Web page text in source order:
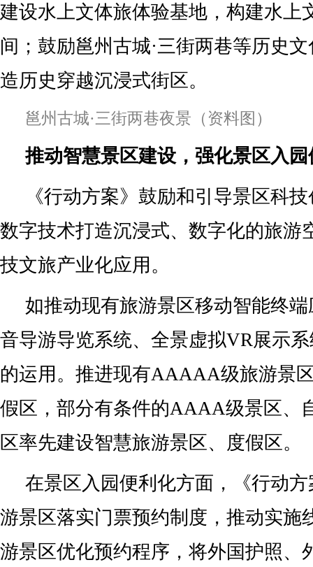
建设水上文体旅体验基地，构建水上
间；鼓励邕州古城·三街两巷等历史
造历史穿越沉浸式街区。
邕州古城·三街两巷夜景（资料图）
推动智慧景区建设，强化景区入
《行动方案》鼓励和引导景区科
数字技术打造沉浸式、数字化的旅游
技文旅产业化应用。
如推动现有旅游景区移动智能终
音导游导览系统、全景虚拟VR展示
的运用。推进现有AAAAA级旅游景
假区，部分有条件的AAAA级景区、
区率先建设智慧旅游景区、度假区。
在景区入园便利化方面，《行动
游景区落实门票预约制度，推动实施
游景区优化预约程序，将外国护照、